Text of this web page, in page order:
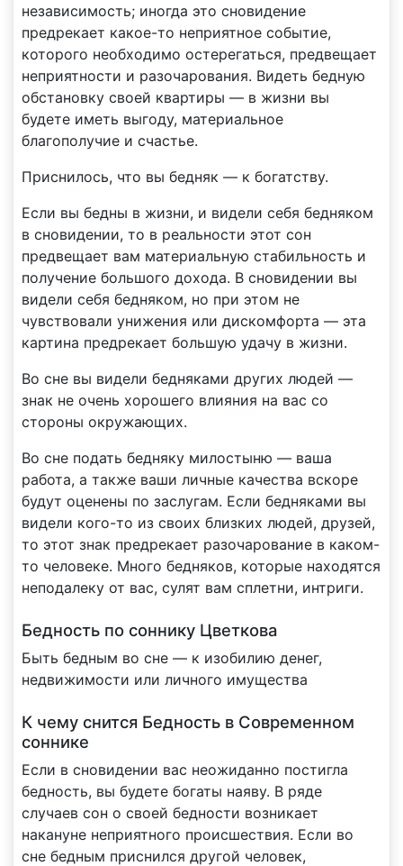
независимость; иногда это сновидение
предрекает какое-то неприятное событие,
которого необходимо остерегаться, предвещает
неприятности и разочарования. Видеть бедную
обстановку своей квартиры — в жизни вы
будете иметь выгоду, материальное
благополучие и счастье.
Приснилось, что вы бедняк — к богатству.
Если вы бедны в жизни, и видели себя бедняком
в сновидении, то в реальности этот сон
предвещает вам материальную стабильность и
получение большого дохода. В сновидении вы
видели себя бедняком, но при этом не
чувствовали унижения или дискомфорта — эта
картина предрекает большую удачу в жизни.
Во сне вы видели бедняками других людей —
знак не очень хорошего влияния на вас со
стороны окружающих.
Во сне подать бедняку милостыню — ваша
работа, а также ваши личные качества вскоре
будут оценены по заслугам. Если бедняками вы
видели кого-то из своих близких людей, друзей,
то этот знак предрекает разочарование в каком-
то человеке. Много бедняков, которые находятся
неподалеку от вас, сулят вам сплетни, интриги.
Бедность по соннику Цветкова
Быть бедным во сне — к изобилию денег,
недвижимости или личного имущества
К чему снится Бедность в Современном
соннике
Если в сновидении вас неожиданно постигла
бедность, вы будете богаты наяву. В ряде
случаев сон о своей бедности возникает
накануне неприятного происшествия. Если во
сне бедным приснился другой человек,